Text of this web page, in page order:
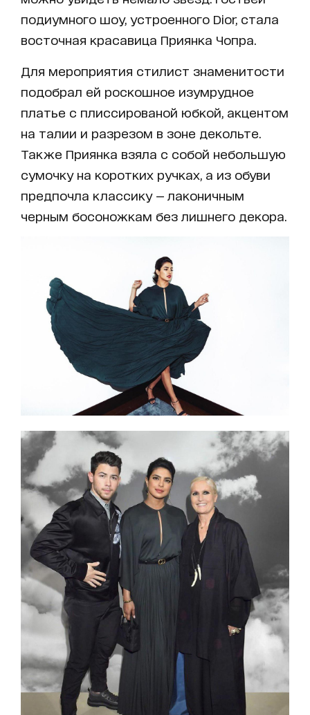
подиумного шоу, устроенного Dior, стала
восточная красавица Приянка Чопра.
Для мероприятия стилист знаменитости
подобрал ей роскошное изумрудное
платье с плиссированой юбкой, акцентом
на талии и разрезом в зоне декольте.
Также Приянка взяла с собой небольшую
сумочку на коротких ручках, а из обуви
предпочла классику — лаконичным
черным босоножкам без лишнего декора.